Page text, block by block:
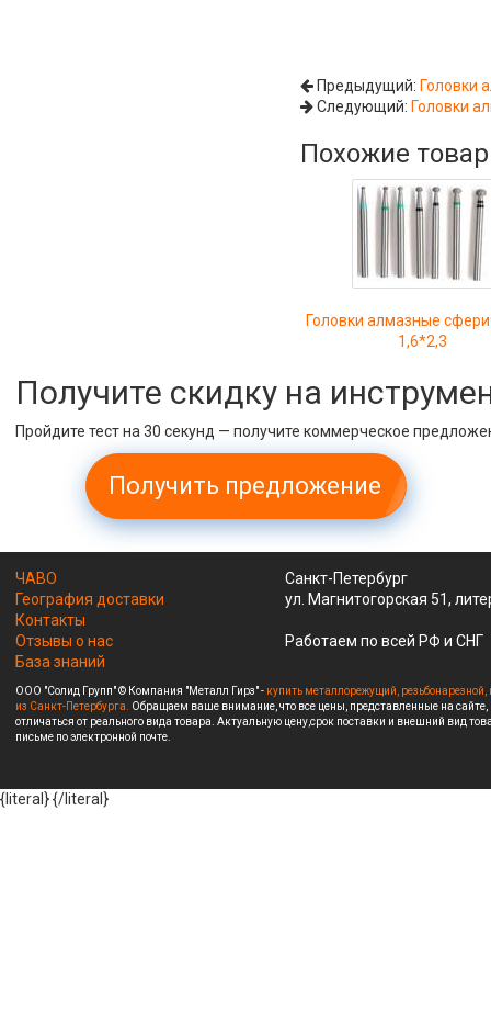
Предыдущий: Головки
Следующий: Головки
Похожие
Головки алмазные
1,6*2,3
Получите скидку на
Пройдите тест на 30 секунд — получите коммерческое
Получить предложение
ЧАВО
География доставки
Контакты
Отзывы о нас
База знаний
Санкт-Петербург
ул. Магнитогорская 51,
Работаем по всей РФ и СНГ
ООО "Солид Групп" © Компания "Металл Гирз" - купить металлорежущий,
из Санкт-Петербурга. Обращаем ваше внимание, что все цены, представленные на
отличаться от реального вида товара. Актуальную цену,срок поставки и внешний вид
письме по электронной почте.
{literal}{/literal}